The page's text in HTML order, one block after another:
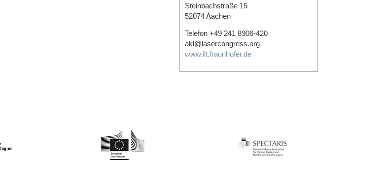
Steinbachstraße 15
52074 Aachen
Telefon +49 241 8906-420
akl@lasercongress.org
www.ilt.fraunhofer.de